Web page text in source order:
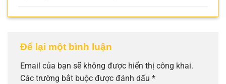
Để lại một bình luận
Email của bạn sẽ không được hiển thị công khai.
Các trường bắt buộc được đánh dấu *